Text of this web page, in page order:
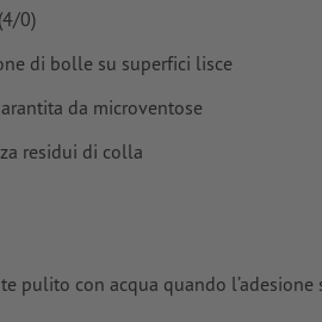
0)
di bolle su superfici lisce
da microventose
residui di colla
pulito con acqua quando